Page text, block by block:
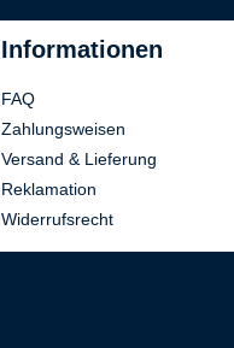
Informationen
FAQ
Zahlungsweisen
Versand & Lieferung
Reklamation
Widerrufsrecht